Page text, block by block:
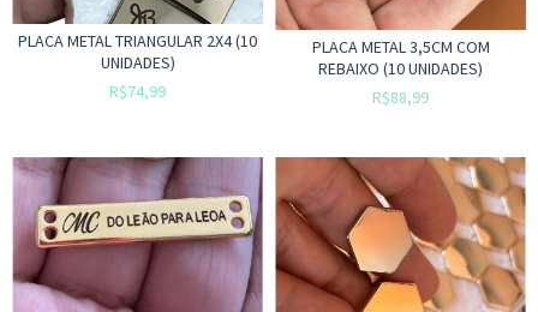
PLACA METAL TRIANGULAR 2X4 (10
UNIDADES)
R$74,99
PLACA METAL 3,5CM COM
REBAIXO (10 UNIDADES)
R$88,99